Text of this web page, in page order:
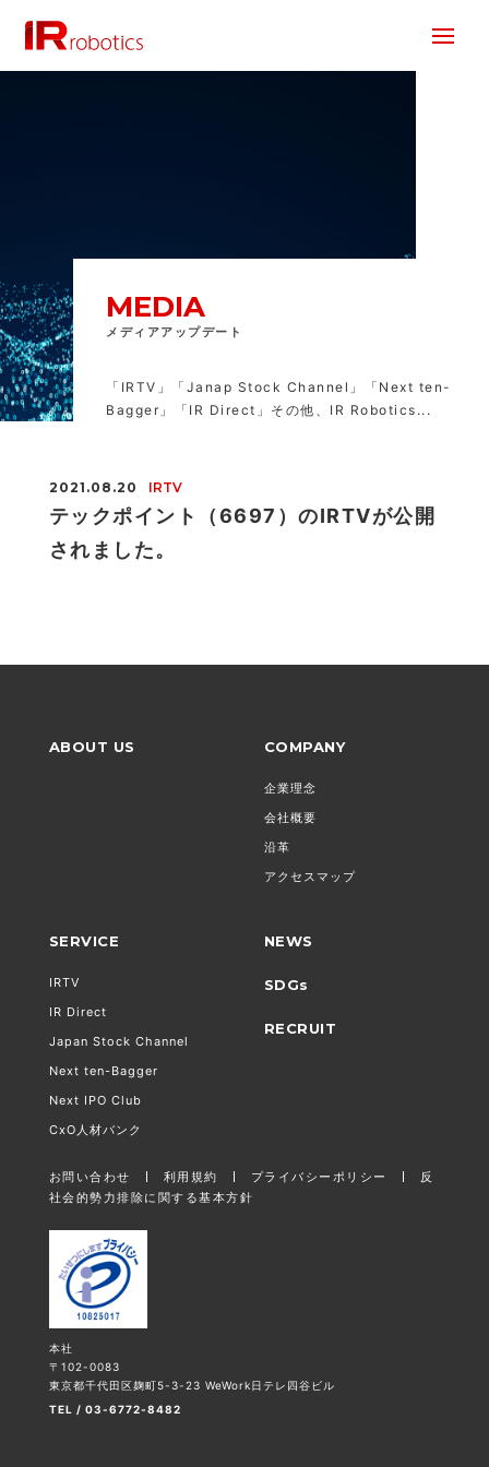
MEDIA
メディアアップデート
「IRTV」「Janap Stock Channel」「Next ten-
Bagger」「IR Direct」その他、IR Robotics...
2021.08.20 IRTV
テックポイント（6697）のIRTVが公開
されました。
ABOUT US COMPANY
企業理念
会社概要
沿革
アクセスマップ
SERVICE
IRTV
IR Direct
Japan Stock Channel
Next ten-Bagger
Next IPO Club
CxO人材バンク
NEWS
SDGs
RECRUIT
お問い合わせ 利用規約 プライバシーポリシー
反
社会的勢力排除に関する基本方針
本社
〒102-0083
東京都千代田区麹町5-3-23 WeWork日テレ四谷ビル
TEL / 03-6772-8482